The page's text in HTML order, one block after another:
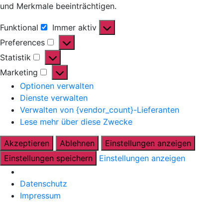
und Merkmale beeinträchtigen.
Funktional Funktional
Immer aktiv
Preferences
Preferences
Statistik
Statistik
Marketing
Marketing
Optionen verwalten
Dienste verwalten
Verwalten von {vendor_count}-Lieferanten
Lese mehr über diese Zwecke
Akzeptieren Ablehnen
Einstellungen anzeigen
Einstellungen speichern
Einstellungen anzeigen
Datenschutz
Impressum